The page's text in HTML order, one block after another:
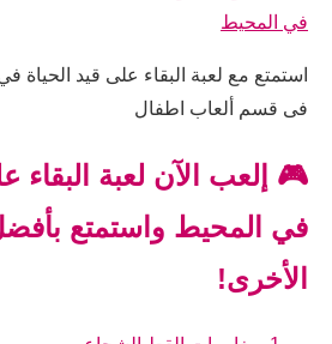
في المحيط
استمتع مع لعبة البقاء على قيد الحياة
فى قسم ألعاب اطفال
🎮 إلعب الآن لعبة البقاء
في المحيط واستمتع
الأخرى!